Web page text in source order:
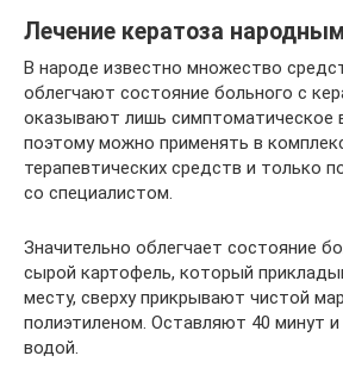
Лечение кератоза
В народе известно множество
облегчают состояние больного с
оказывают лишь симптоматическое
поэтому можно применять в
терапевтических средств и только
со специалистом.
Значительно облегчает состояние
сырой картофель, который
месту, сверху прикрывают чистой
полиэтиленом. Оставляют 40 минут
водой.